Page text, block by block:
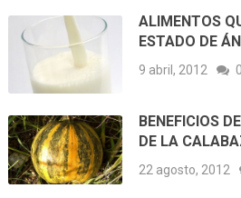
ALIMENTOS
ESTADO DE
9 abril, 2012
BENEFICIOS
DE LA
22 agosto, 2012